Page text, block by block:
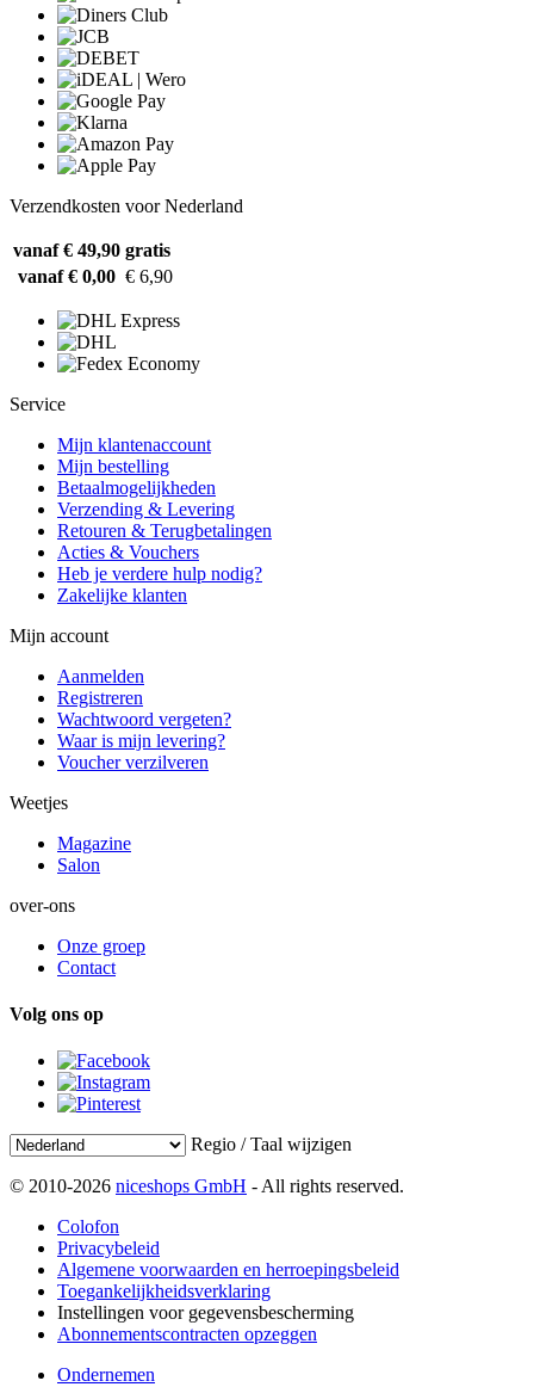
Verzendkosten voor Nederland
vanaf € 49,90 gratis
vanaf € 0,00 € 6,90
Service
Mijn klantenaccount
Mijn bestelling
Betaalmogelijkheden
Verzending & Levering
Retouren & Terugbetalingen
Acties & Vouchers
Heb je verdere hulp nodig?
Zakelijke klanten
Mijn account
Aanmelden
Registreren
Wachtwoord vergeten?
Waar is mijn levering?
Voucher verzilveren
Weetjes
Magazine
Salon
over-ons
Onze groep
Contact
Volg ons op
Regio / Taal wijzigen
© 2010-2026 niceshops GmbH - All rights reserved.
Colofon
Privacybeleid
Algemene voorwaarden en herroepingsbeleid
Toegankelijkheidsverklaring
Instellingen voor gegevensbescherming
Abonnementscontracten opzeggen
Ondernemen